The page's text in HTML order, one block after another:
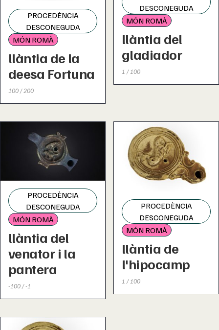
PROCEDÈNCIA
DESCONEGUDA
MÓN ROMÀ
llàntia de la
deesa Fortuna
100 / 200
DESCONEGUDA
MÓN ROMÀ
llàntia del
gladiador
1 / 100
PROCEDÈNCIA
DESCONEGUDA
MÓN ROMÀ
llàntia del
venator i la
pantera
-100 / -1
PROCEDÈNCIA
DESCONEGUDA
MÓN ROMÀ
llàntia de
l'hipocamp
1 / 100